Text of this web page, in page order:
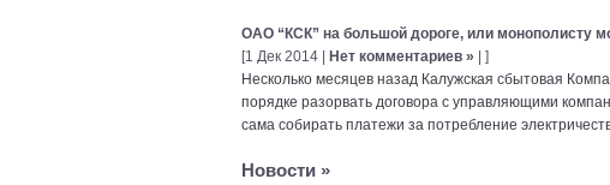
ОАО “КСК” на большой дороге, или монополисту
[1 Дек 2014 |
Нет комментариев » | ]
Несколько месяцев назад Калужская сбытовая
порядке разорвать договора с управляющими
сама собирать платежи за потребление
Новости »